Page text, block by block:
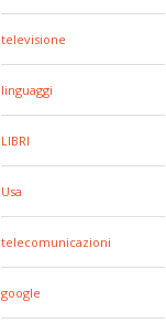
televisione
linguaggi
LIBRI
Usa
telecomunicazioni
google